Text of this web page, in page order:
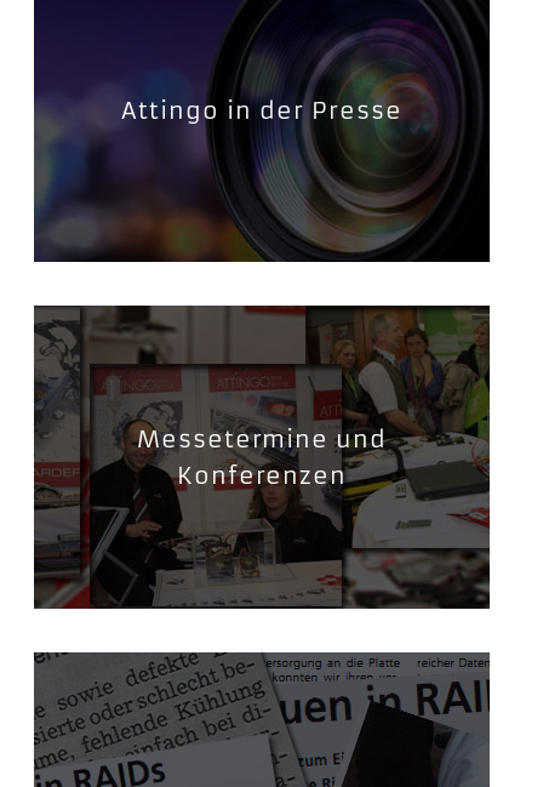
Attingo in der Presse
Messetermine und
Konferenzen